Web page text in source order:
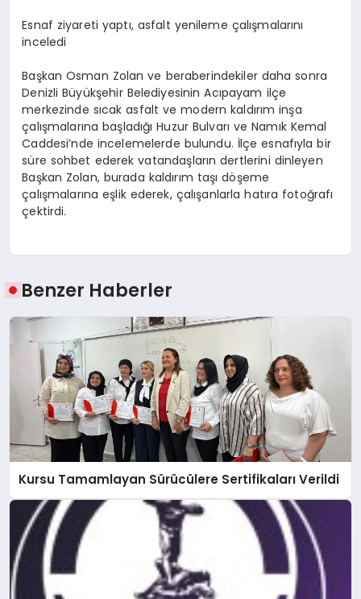
Esnaf ziyareti yaptı, asfalt yenileme çalışmalarını
inceledi
Başkan Osman Zolan ve beraberindekiler daha sonra
Denizli Büyükşehir Belediyesinin Acıpayam ilçe
merkezinde sıcak asfalt ve modern kaldırım inşa
çalışmalarına başladığı Huzur Bulvarı ve Namık Kemal
Caddesi’nde incelemelerde bulundu. İlçe esnafıyla bir
süre sohbet ederek vatandaşların dertlerini dinleyen
Başkan Zolan, burada kaldırım taşı döşeme
çalışmalarına eşlik ederek, çalışanlarla hatıra fotoğrafı
çektirdi.
Benzer Haberler
Kursu Tamamlayan Sürücülere Sertifikaları Verildi